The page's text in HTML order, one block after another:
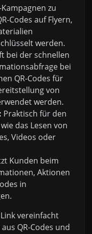
zu
Codes auf Flyern,
werden.
bei der schnellen
bei
QR-Codes für
von
werden.
Praktisch für den
das Lesen von
Videos oder
Kunden beim
Aktionen
in
vereinfacht
QR-Codes und